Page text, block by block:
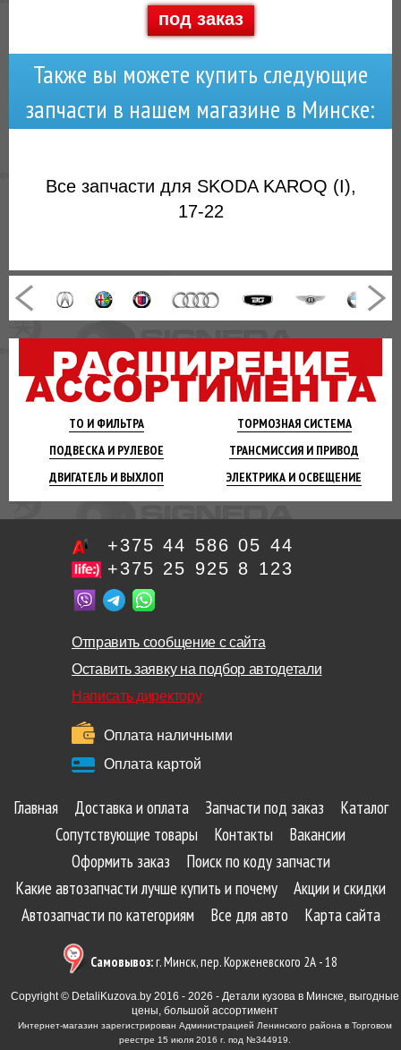
ТО И ФИЛЬТРА ТОРМОЗНАЯСИСТЕМА
ПОДВЕСКА И РУЛЕВОЕ ТРАНСМИССИЯ И ПРИВОД
ДВИГАТЕЛЬ И ВЫХЛОП ЭЛЕКТРИКА И ОСВЕЩЕНИЕ
под заказ
Также вы можете купить следующие
запчасти в нашем магазине в Минске:
Все запчасти для SKODA KAROQ (I),
17-22
+375 44 586 05 44
+375 25 925 8 123
Отправить сообщение с сайта
Оставить заявку на подбор автодетали
Написать директору
Оплата наличными
Оплата картой
Главная Доставка и оплата Запчасти под заказ
Каталог
Сопутствующие товары
Контакты
Вакансии
Оформить заказ
Поиск по коду запчасти
Какие автозапчасти лучше купить и почему
Акции и скидки
Автозапчасти по категориям
Все для авто Карта сайта
Самовывоз:г. Минск, пер. Корженевского 2А - 18
Copyright © DetaliKuzova.by 2016 - 2026 - Детали кузова в Минске, выгодные
цены, большой ассортимент
Интернет-магазин зарегистрирован Администрацией Ленинского района в Торговом
реестре 15 июля 2016 г. под №344919.